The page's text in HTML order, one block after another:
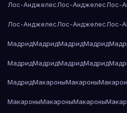
Лос-АнджелесЛос-АнджелесЛос-
Лос-АнджелесЛос-АнджелесЛос-
МадридМадридМадридМадрид
МадридМадридМадридМадрид
МадридМакароныМакароны
МакароныМакароныМакароны